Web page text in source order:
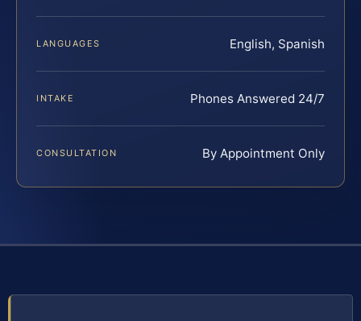
LANGUAGES English, Spanish
INTAKE Phones Answered 24/7
CONSULTATION By Appointment Only